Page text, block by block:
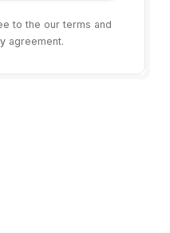
to the our terms and
agreement.